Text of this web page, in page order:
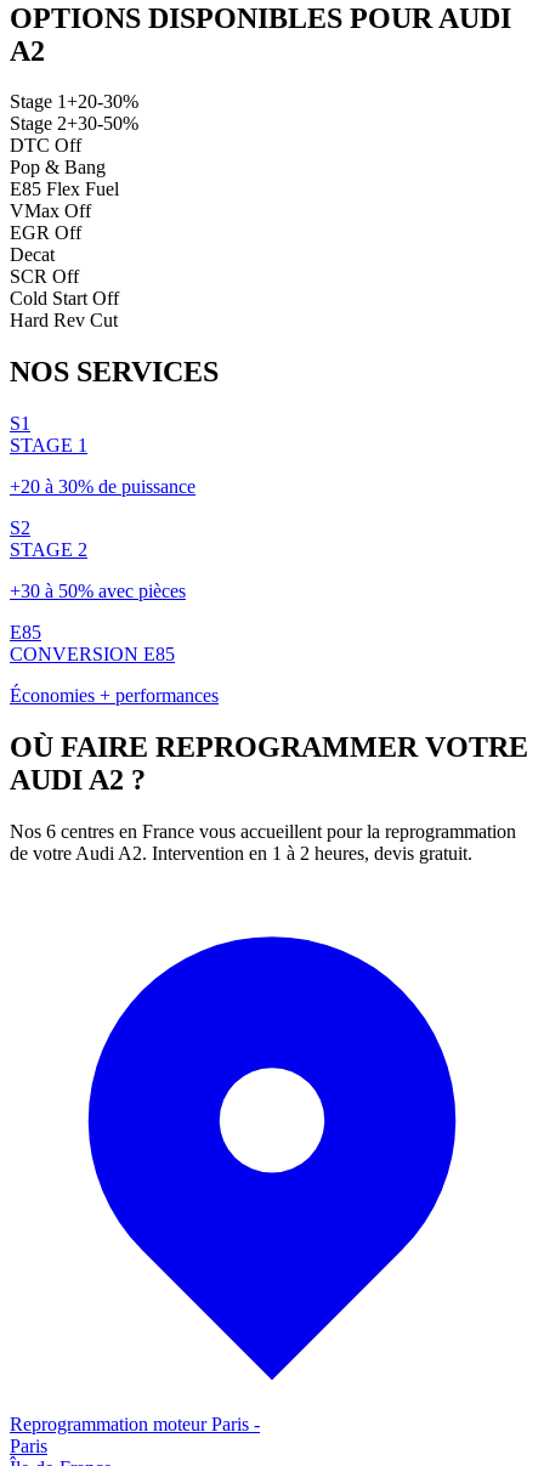
OPTIONS DISPONIBLES POUR AUDI
A2
Stage 1+20-30%
Stage 2+30-50%
DTC Off
Pop & Bang
E85 Flex Fuel
VMax Off
EGR Off
Decat
SCR Off
Cold Start Off
Hard Rev Cut
NOS SERVICES
S1
STAGE 1
+20 à 30% de puissance
S2
STAGE 2
+30 à 50% avec pièces
E85
CONVERSION E85
Économies + performances
OÙ FAIRE REPROGRAMMER VOTRE
AUDI A2 ?
Nos 6 centres en France vous accueillent pour la reprogrammation
de votre Audi A2. Intervention en 1 à 2 heures, devis gratuit.
Reprogrammation moteurParis -
Paris